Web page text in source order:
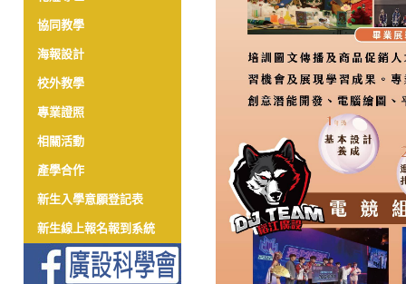
協同教學
海報設計
校外教學
專業證照
相關活動
產學合作
新生入學意願登記表
新生線上報名報到系統